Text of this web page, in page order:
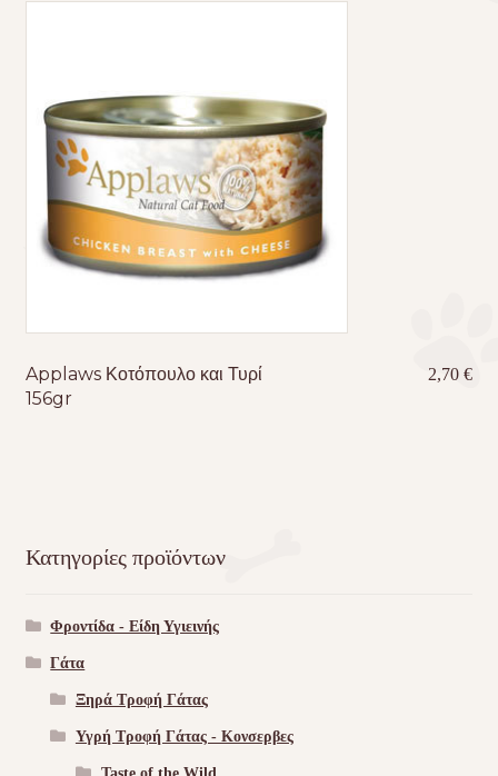
Applaws Κοτόπουλο και Τυρί
156gr
2,70€
Κατηγορίες προϊόντων
Φροντίδα - Είδη Υγιεινής
Γάτα
Ξηρά Τροφή Γάτας
Υγρή Τροφή Γάτας - Kονσερβες